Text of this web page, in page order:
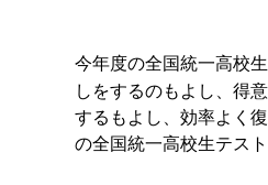
今年度の全国統一高校
しをするのもよし、得
するもよし、効率よく
の全国統一高校生テス